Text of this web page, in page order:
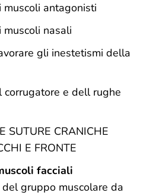
antagonisti
nasali
gli inestetismi della
corrugatore e dell rughe
SUTURE CRANICHE
E FRONTE
facciali
del gruppo muscolare da